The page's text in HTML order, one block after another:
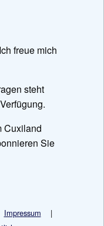
freue mich
steht
Cuxiland
Sie
Impressum |